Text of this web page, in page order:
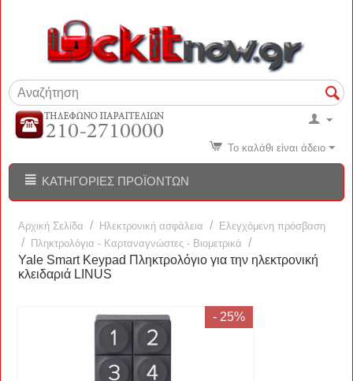
Το καλάθι είναι άδειο
ΚΑΤΗΓΟΡΊΕΣ ΠΡΟΪΌΝΤΩΝ
Αρχική Σελίδα / Ηλεκτρονική ασφάλεια / Ελεγχόμενη πρόσβαση
/ Πληκτρολόγια - Καρταναγνώστες - Βιομετρικά /
Yale Smart Keypad Πληκτρολόγιο για την ηλεκτρονική
κλειδαριά LINUS
- 25%